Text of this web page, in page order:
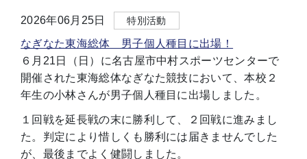
2026年06月25日 特別活動
なぎなた東海総体 男子個人種目に出場！
６月21日（日）に名古屋市中村スポーツセンターで
開催された東海総体なぎなた競技において、本校２
年生の小林さんが男子個人種目に出場しました。
１回戦を延長戦の末に勝利して、２回戦に進みまし
た。判定により惜しくも勝利には届きませんでした
が、最後までよく健闘しました。